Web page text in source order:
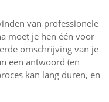
van professionele
moet je hen één voor
omschrijving van je
een antwoord (en
kan lang duren, en